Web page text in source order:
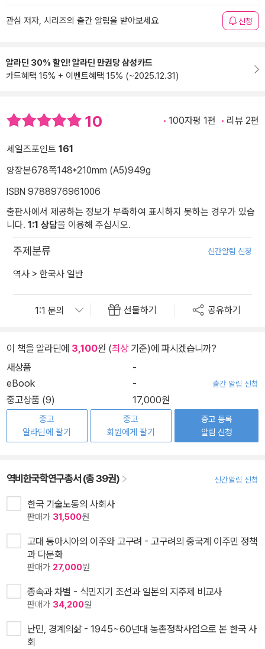
관심 저자, 시리즈의 출간 알림을 받아보세요 신청
알라딘 30% 할인! 알라딘 만권당 삼성카드
카드혜택 15% + 이벤트혜택 15% (~2025.12.31)
10 100자평 1편 리뷰 2편
세일즈포인트 161
양장본678쪽148*210mm (A5)949g
ISBN 9788976961006
출판사에서 제공하는 정보가 부족하여 표시하지 못하는 경우가 있습
니다. 1:1 상담을 이용해 주십시오.
주제분류 신간알림 신청
역사 > 한국사 일반
선물하기 공유하기
이 책을 알라딘에 3,100원 (최상기준)에 파시겠습니까?
새상품
-
eBook
- 출간 알림 신청
중고상품 (9) 17,000원
중고
알라딘에 팔기
중고
회원에게 팔기
중고 등록
알림 신청
역비한국학연구총서 (총 39권) 신간알림 신청
한국 기술노동의 사회사
판매가 31,500원
고대 동아시아의 이주와 고구려 - 고구려의 중국계 이주민 정책
과 다문화
판매가 27,000원
종속과 차별 - 식민지기 조선과 일본의 지주제 비교사
판매가 34,200원
난민, 경계의삶 - 1945~60년대 농촌정착사업으로 본 한국 사
회